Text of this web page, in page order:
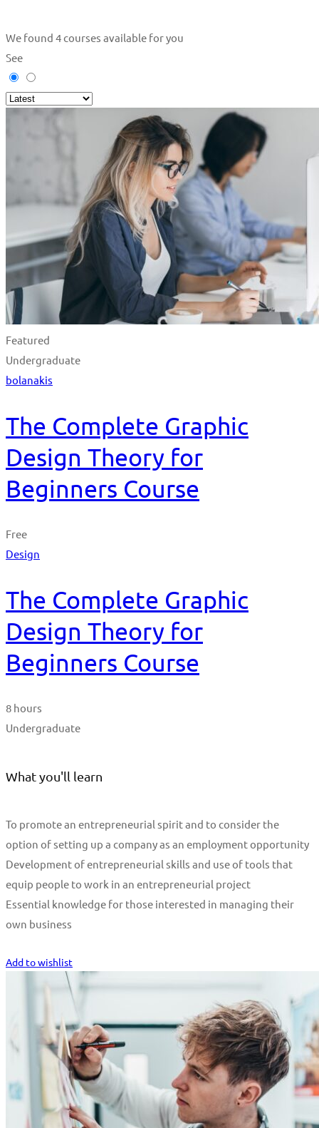
We found 4courses available for you
See
Featured
Undergraduate
bolanakis
The Complete Graphic
Design Theory for
Beginners Course
Free
Design
The Complete Graphic
Design Theory for
Beginners Course
8 hours
Undergraduate
What you'll learn
To promote an entrepreneurial spirit and to consider the
option of setting up a company as an employment opportunity
Development of entrepreneurial skills and use of tools that
equip people to work in an entrepreneurial project
Essential knowledge for those interested in managing their
own business
Add to wishlist